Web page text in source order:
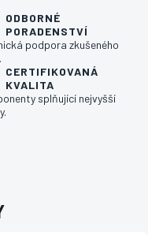
ODBORNÉ
PORADENSTVÍ
podpora zkušeného
CERTIFIKOVANÁ
KVALITA
splňující nejvyšší